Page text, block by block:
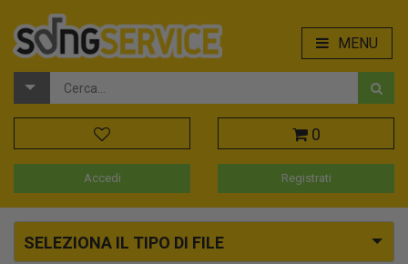
MENU
0
Accedi Registrati
SELEZIONA IL TIPO DI FILE